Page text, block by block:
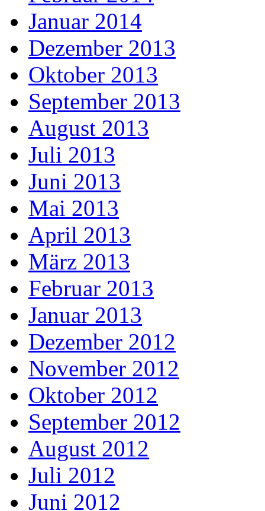
Januar 2014
Dezember 2013
Oktober 2013
September 2013
August 2013
Juli 2013
Juni 2013
Mai 2013
April 2013
März 2013
Februar 2013
Januar 2013
Dezember 2012
November 2012
Oktober 2012
September 2012
August 2012
Juli 2012
Juni 2012